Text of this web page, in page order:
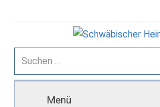
Inhalt
Schwäbischer
Heimatbund
Suchen
nach:
Menü